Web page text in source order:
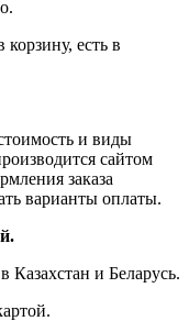
есть в
и виды
сайтом
заказа
варианты оплаты.
Казахстан и Беларусь.